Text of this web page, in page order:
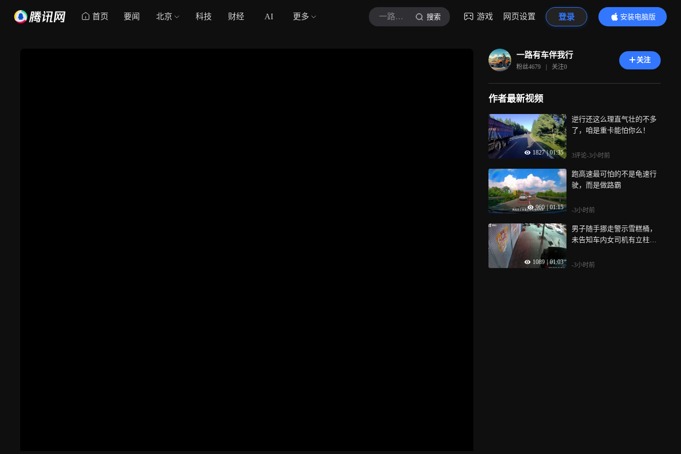
首页 要闻 北京 科技 财经 AI 更多 一路有车伴我行 搜索 游戏 网页设置 登录
安装电脑版
内容更精彩
一路有车伴我行
粉丝4679 | 关注0
关注
作者最新视频
1827 | 01:35
逆行还这么理直气壮的不多
了，咱是重卡能怕你么！
3评论-3小时前
960 | 01:15
跑高速最可怕的不是龟速行
驶，而是做路霸
-3小时前
1089 | 01:03
男子随手挪走警示雪糕桶，
未告知车内女司机有立柱，
了！
-3小时前